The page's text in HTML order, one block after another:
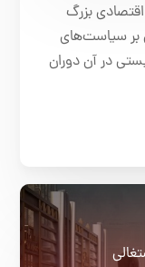
اقتصادی بزرگ
بر سیاست‌های
در آن دوران